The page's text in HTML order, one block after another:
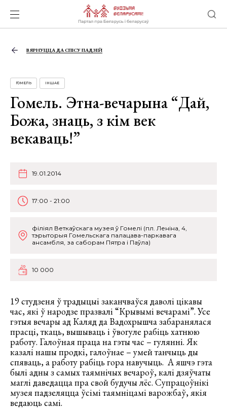
ВЯРНУЦЦА ДА СПІСУ ПАДЗЕЙ
ГОМЕЛЬ ІНШАЕ
Гомель. Этна-вечарына “Дай,
Божа, знаць, з кім век
векаваць!”
19.01.2014
17:00 - 21:00
філіял Веткаўскага музея ў Гомелі (пл. Леніна, 4,
тэрыторыя Гомельскага палацава-паркавага
ансамбля, за саборам Пятра і Паўла)
10 000
19 студзеня ў традыцыі заканчваўся даволі цікавы
час, які ў народзе празвалі “Крывымі вечарамі”. Усе
гэтыя вечары ад Каляд да Вадохрышча забаранялася
прасці, ткаць, вышываць і ўвогуле рабіць хатнюю
работу. Галоўная праца на гэты час – гулянні. Як
казалі нашы продкі, галоўнае – умей танчыць ды
спяваць, а работу рабіць гора навучыць. А яшчэ гэта
былі адны з самых таямнічых вечароў, калі дзяўчаты
маглі даведацца пра свой будучы лёс. Супрацоўнікі
музея падзеляцца ўсімі таямніцамі варожбаў, якія
ведаюць самі.